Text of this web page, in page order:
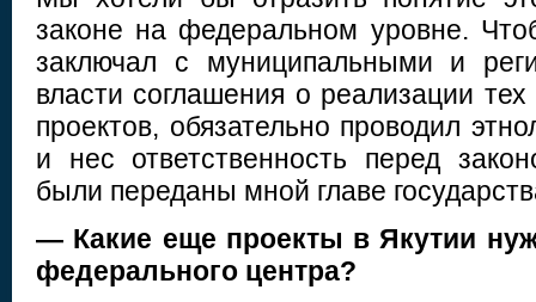
законе на федеральном уровне.
заключал с муниципальными и
власти соглашения о реализации
проектов, обязательно проводил
и нес ответственность перед
были переданы мной главе
— Какие еще проекты в Якутии
федерального центра?